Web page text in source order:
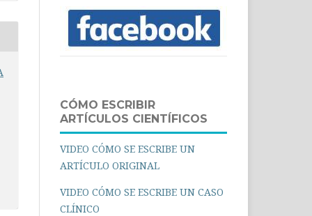
CÓMO ESCRIBIR
ARTÍCULOS CIENTÍFICOS
VIDEO CÓMO SE ESCRIBE UN
ARTÍCULO ORIGINAL
VIDEO CÓMO SE ESCRIBE UN CASO
CLÍNICO